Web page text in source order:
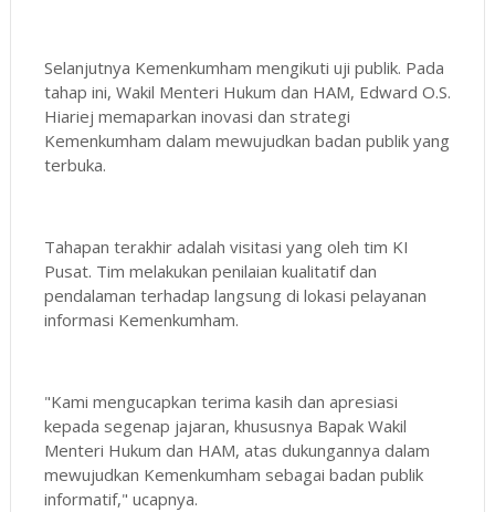
Selanjutnya Kemenkumham mengikuti uji publik. Pada
tahap ini, Wakil Menteri Hukum dan HAM, Edward O.S.
Hiariej memaparkan inovasi dan strategi
Kemenkumham dalam mewujudkan badan publik yang
terbuka.
Tahapan terakhir adalah visitasi yang oleh tim KI
Pusat. Tim melakukan penilaian kualitatif dan
pendalaman terhadap langsung di lokasi pelayanan
informasi Kemenkumham.
"Kami mengucapkan terima kasih dan apresiasi
kepada segenap jajaran, khususnya Bapak Wakil
Menteri Hukum dan HAM, atas dukungannya dalam
mewujudkan Kemenkumham sebagai badan publik
informatif," ucapnya.